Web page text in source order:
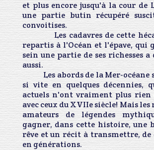
et plus encore jusqu'à la cour de
une partie butin récupéré
convoitises.
Les cadavres de cette
repartis à l'Océan et l'épave, qui
sein une partie de ses richesses
aussi.
Les abords de la Mer-océane
si vite en quelques décennies,
actuels n'ont vraiment plus rien
avec ceux du XVIIesiècle! Mais les
amateurs de légendes
gagner, dans cette histoire, une
rêve et un récit à transmettre,
en générations.